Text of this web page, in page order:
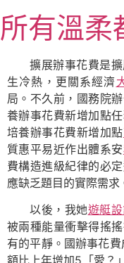
至
主
內
容
所有溫柔
擴展辦事花費是
生冷熱，更關系經濟
局。不久前，國務院
養辦事花費新增加點
培養辦事花費新增加點
質惠平易近作出體系安
費構造進級紀律的必
應缺乏題目的實際需求
以後，我她遊艇
被兩種能量衝擊得搖
有的平靜。國辦事花